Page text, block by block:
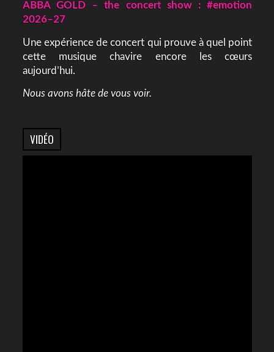
ABBA GOLD – the concert show : #emotion
2026–27
Une expérience de concert qui prouve à quel point
cette musique chavire encore les cœurs
aujourd’hui.
Nous avons hâte de vous voir.